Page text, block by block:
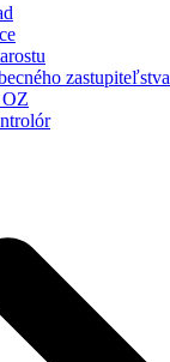
zastupiteľstva
OZ